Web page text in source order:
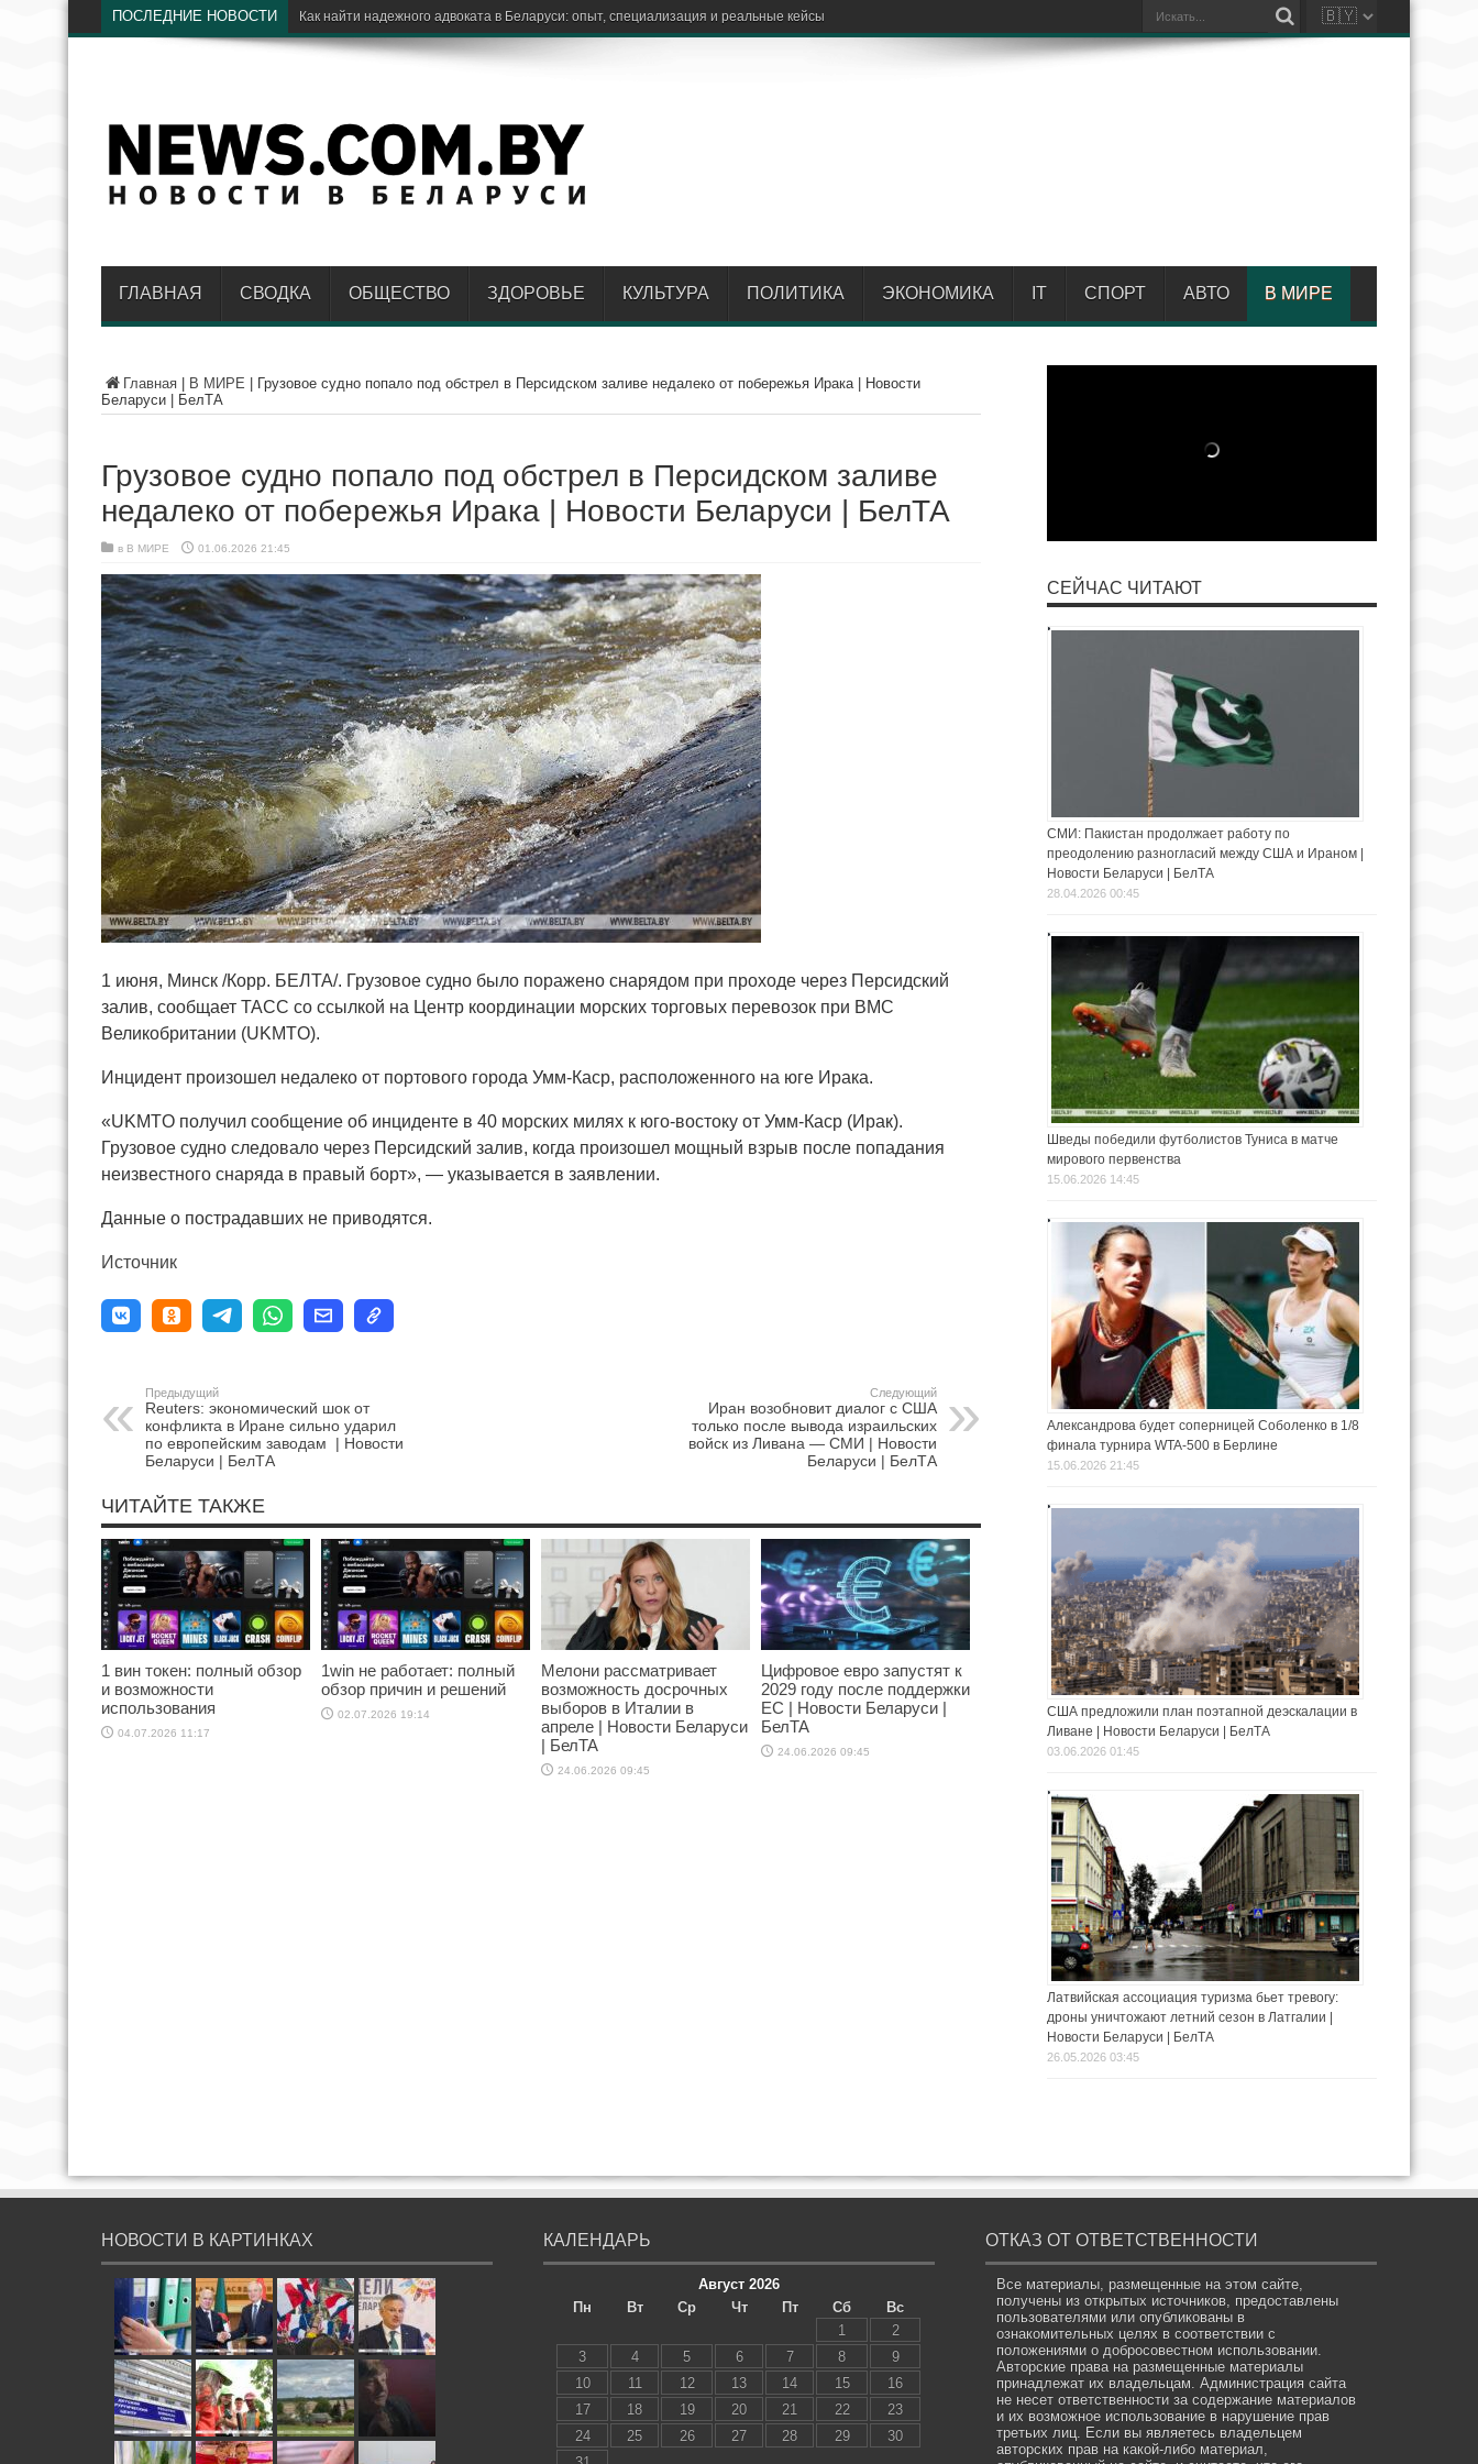
ПОСЛЕДНИЕ НОВОСТИ Э
ГЛАВНАЯ СВОДКА ОБЩЕСТВО ЗДОРОВЬЕ КУЛЬТУРА ПОЛИТИКА ЭКОНОМИКА IT СПОРТ АВТО В МИРЕ
Главная В МИРЕ
Грузовое судно попало под обстрел в Персидском заливе недалеко от побережья Ирака | Новости
Беларуси | БелТА
Грузовое судно попало под обстрел в Персидском заливе
недалеко от побережья Ирака | Новости Беларуси | БелТА
в В МИРЕ 01.06.2026 21:45
1 июня, Минск /Корр. БЕЛТА/. Грузовое судно было поражено снарядом при проходе через Персидский
залив, сообщает ТАСС со ссылкой на Центр координации морских торговых перевозок при ВМС
Великобритании (UKMTO).
Инцидент произошел недалеко от портового города Умм-Каср, расположенного на юге Ирака.
«UKMTO получил сообщение об инциденте в 40 морских милях к юго-востоку от Умм-Каср (Ирак).
Грузовое судно следовало через Персидский залив, когда произошел мощный взрыв после попадания
неизвестного снаряда в правый борт», — указывается в заявлении.
Данные о пострадавших не приводятся.
Источник
Предыдущий
Reuters: экономический шок от
конфликта в Иране сильно ударил
по европейским заводам | Новости
Беларуси | БелТА
Следующий
Иран возобновит диалог с США
только после вывода израильских
войск из Ливана — СМИ | Новости
Беларуси | БелТА
ЧИТАЙТЕ ТАКЖЕ
1 вин токен: полный обзор
и возможности
использования
04.07.2026 11:17
1win не работает: полный
обзор причин и решений
02.07.2026 19:14
Мелони рассматривает
возможность досрочных
выборов в Италии в
апреле | Новости Беларуси
| БелТА
24.06.2026 09:45
Цифровое евро запустят к
2029 году после поддержки
ЕС | Новости Беларуси |
БелТА
24.06.2026 09:45
СЕЙЧАС ЧИТАЮТ
СМИ: Пакистан продолжает работу по
преодолению разногласий между США и Ираном |
Новости Беларуси | БелТА
28.04.2026 00:45
Шведы победили футболистов Туниса в матче
мирового первенства
15.06.2026 14:45
Александрова будет соперницей Соболенко в 1/8
финала турнира WTA-500 в Берлине
15.06.2026 21:45
США предложили план поэтапной деэскалации в
Ливане | Новости Беларуси | БелТА
03.06.2026 01:45
Латвийская ассоциация туризма бьет тревогу:
дроны уничтожают летний сезон в Латгалии |
Новости Беларуси | БелТА
26.05.2026 03:45
НОВОСТИ В КАРТИНКАХ КАЛЕНДАРЬ
Август 2026
Пн
Вт Ср Чт Пт Сб
Вс
1
2
3
4 5 6 7 8
9
10
11 12 13 14 15
16
17
18 19 20 21 22
23
24
25 26 27 28 29
30
ОТКАЗ ОТ ОТВЕТСТВЕННОСТИ
Все материалы, размещенные на этом сайте,
получены из открытых источников, предоставлены
пользователями или опубликованы в
ознакомительных целях в соответствии с
положениями о добросовестном использовании.
Авторские права на размещенные материалы
принадлежат их владельцам. Администрация сайта
не несет ответственности за содержание материалов
и их возможное использование в нарушение прав
третьих лиц. Если вы являетесь владельцем
авторских прав на какой-либо материал,